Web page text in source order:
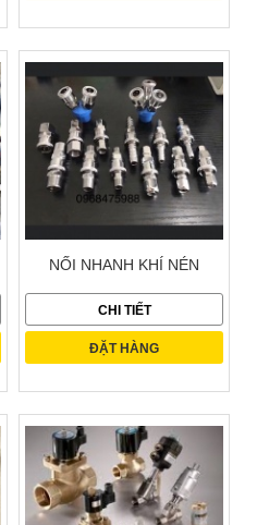
NỐI NHANH KHÍ NÉN
CHI TIẾT
ĐẶT HÀNG